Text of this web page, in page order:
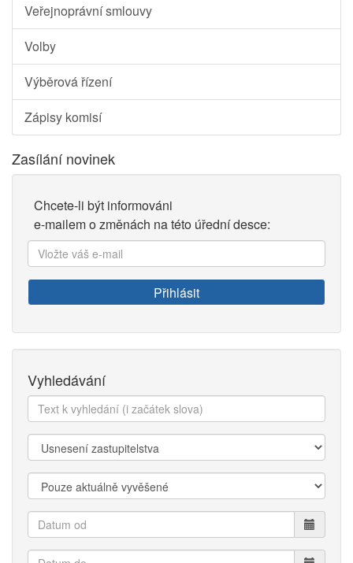
Veřejnoprávní smlouvy
Volby
Výběrová řízení
Zápisy komisí
Zasílání novinek
Chcete-li být informováni
e-mailem o změnách na této úřední desce:
Vložte
váš
e-
mail:
Přihlásit
Vyhledávání
Text
k
vyhledání:
Kategorie:
Zobrazit:
Datum
od
Datum